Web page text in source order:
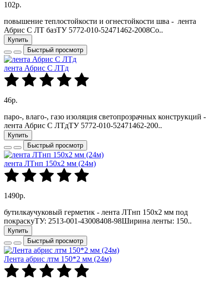
102р.
повышение теплостойкости и огнестойкости шва - лента
Абрис С ЛТ базТУ 5772-010-52471462-2008Со..
Купить
Быстрый просмотр
лента Абрис С ЛТд
46р.
паро-, влаго-, газо изоляция светопрозрачных конструкций -
лента Абрис С ЛТдТУ 5772-010-52471462-200..
Купить
Быстрый просмотр
лента ЛТнп 150х2 мм (24м)
1490р.
бутилкаучуковый герметик - лента ЛТнп 150х2 мм под
покраскуТУ: 2513-001-43008408-98Ширина ленты: 150..
Купить
Быстрый просмотр
Лента абрис лтм 150*2 мм (24м)